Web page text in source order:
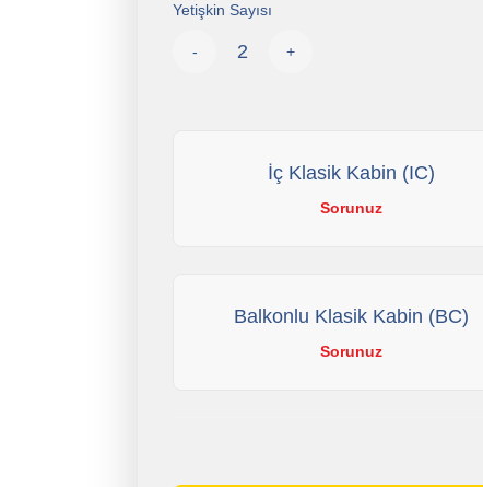
Yetişkin Sayısı
- +
İç Klasik Kabin (IC)
Sorunuz
Balkonlu Klasik Kabin (BC)
Sorunuz